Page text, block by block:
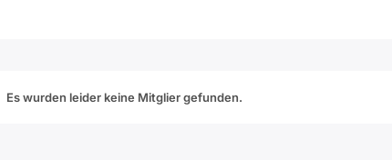
Es wurden leider keine Mitglier gefunden.